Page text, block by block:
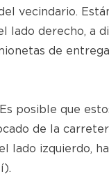
vecindario.
lado derecho, a
de
posible que
de la
lado izquierdo,